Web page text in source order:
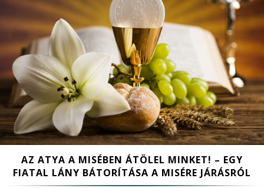
AZ ATYA A MISÉBEN ÁTÖLEL MINKET! – EGY
FIATAL LÁNY BÁTORÍTÁSA A MISÉRE JÁRÁSRÓL